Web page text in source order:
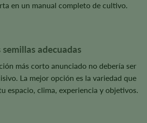
en un manual completo de cultivo.
adecuadas
más corto anunciado no debería ser
La mejor opción es la variedad que
espacio, clima, experiencia y objetivos.